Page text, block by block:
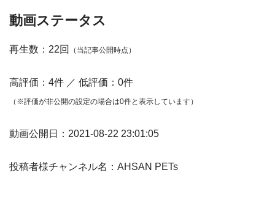
動画ステータス
再生数：22回 （当記事公開時点）
高評価：4件 ／ 低評価：0件
（※評価が非公開の設定の場合は0件と表示しています）
動画公開日：2021-08-22 23:01:05
投稿者様チャンネル名：AHSAN PETs